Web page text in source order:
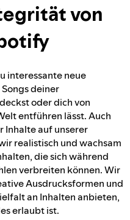
von Wahlen bei
und täuschende
Thema gewalttätiger
Spotify verstehen
von
interessante neue
deiner
oder dich von
entführen lässt. Auch
Inhalte auf unserer
realistisch und wachsam
die sich während
verbreiten können. Wir
Ausdrucksformen und
an Inhalten anbieten,
erlaubt ist.